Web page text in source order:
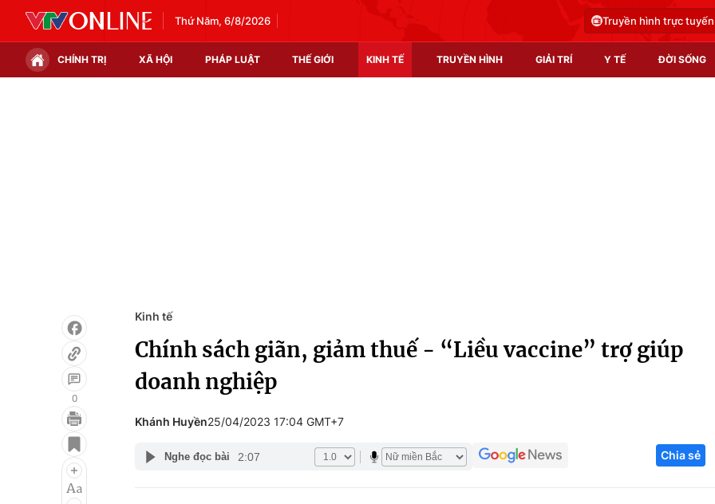
Thứ Năm, 6/8/2026 Truyền hình trực tuyến
CHÍNH TRỊ XÃ HỘI PHÁP LUẬT THẾ GIỚI KINH TẾ TRUYỀN HÌNH GIẢI TRÍ Y TẾ ĐỜI SỐNG
Infographic
Điện ảnh
Âm nhạc
Du lịch
Tuyển sinh
Hitech Công
0
Kinh tế
Chính sách giãn, giảm thuế - “Liều vaccine” trợ giúp
doanh nghiệp
Khánh Huyền25/04/2023 17:04 GMT+7
Nghe đọc bài 2:07 Chia sẻ